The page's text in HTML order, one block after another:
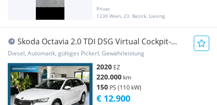
Privat
1230 Wien, 23. Bezirk, Liesing
Skoda Octavia 2.0 TDI DSG Virtual Cockpit-
ACC-Kamera
Diesel, Automatik, gültiges Pickerl, Gewährleistung
2020 EZ
220.000 km
150 PS (110 kW)
€ 12.900